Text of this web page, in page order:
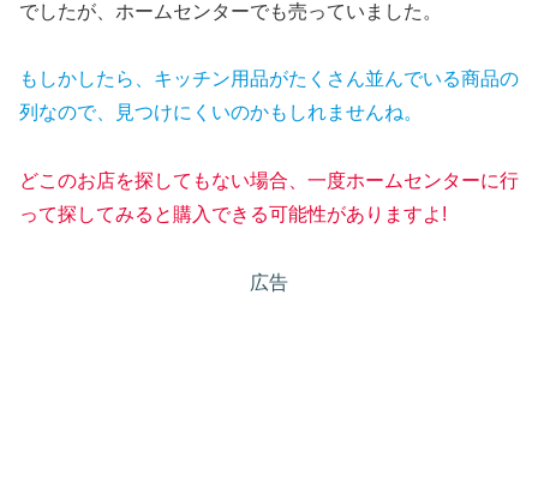
でしたが、ホームセンターでも売っていました。
もしかしたら、キッチン用品がたくさん並んでいる商品の
列なので、見つけにくいのかもしれませんね。
どこのお店を探してもない場合、一度ホームセンターに行
って探してみると購入できる可能性がありますよ!
広告